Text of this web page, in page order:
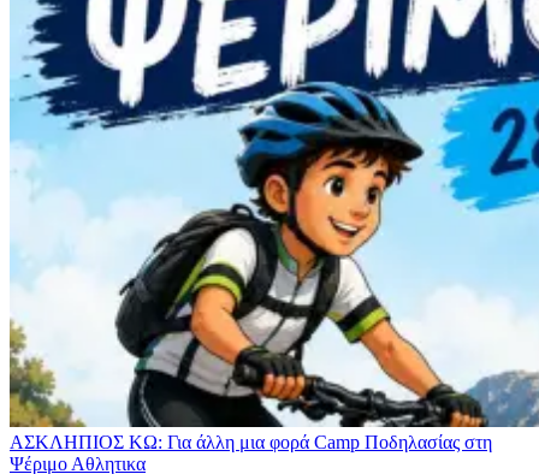
ΑΣΚΛΗΠΙΟΣ ΚΩ: Για άλλη μια φορά Camp Ποδηλασίας στη
Ψέριμο Αθλητικα